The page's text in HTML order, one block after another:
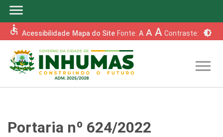
menu
accessible Acessibilidade Mapa do Site Fonte: A A A Contraste: brightness_6
menu
Portaria nº 624/2022